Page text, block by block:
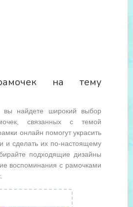
на тему
вы найдете широкий выбор
связанных с темой
онлайн помогут украсить
и сделать их по-настоящему
подходящие дизайны
воспоминания с рамочками